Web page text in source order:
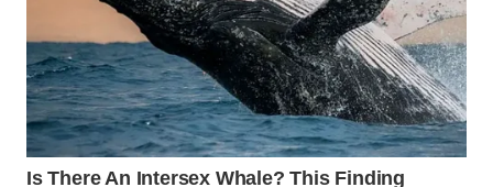
TANGERANG
WN
BINJAI
WN